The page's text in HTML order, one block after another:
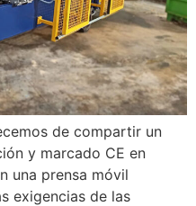
de compartir un
y marcado CE en
una prensa móvil
exigencias de las